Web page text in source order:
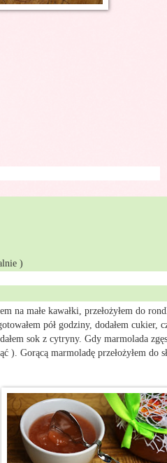
)
na małe kawałki, przełożyłem do
pół godziny, dodałem cukier,
sok z cytryny. Gdy marmolada
). Gorącą marmoladę przełożyłem do